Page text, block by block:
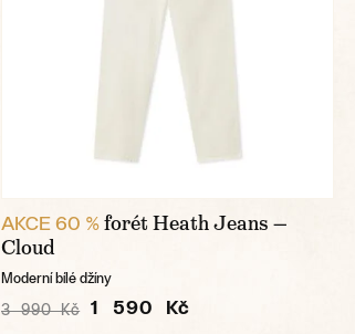
AKCE 60 %forét Heath Jeans —
Cloud
Moderní bílé džíny
3 990 Kč 1 590 Kč